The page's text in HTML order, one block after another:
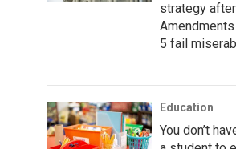
strategy after
5 fail
Education
You don’t